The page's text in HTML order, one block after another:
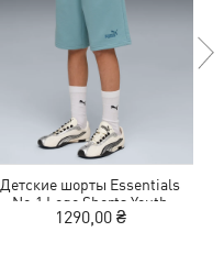
Детские шорты Essentials
No.1 Logo Shorts Youth
1290,00 ₴